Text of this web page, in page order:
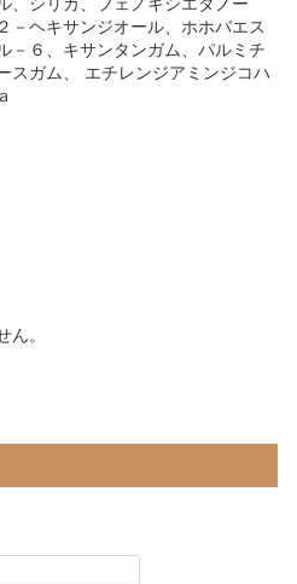
－ヘキサンジオール、ホホバエス
－６、キサンタンガム、パルミチ
スガム、 エチレンジアミンジコハ
ん。